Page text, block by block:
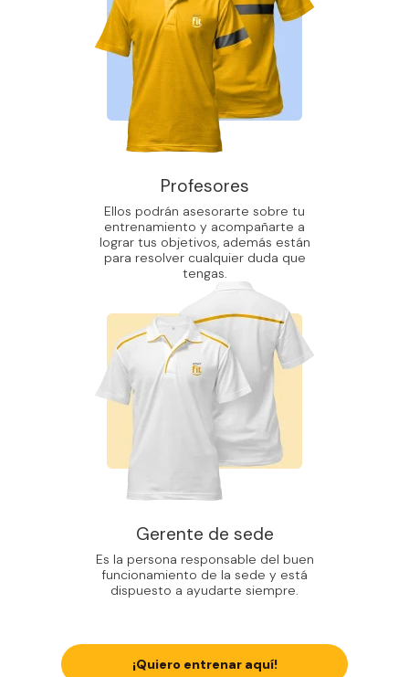
Profesores
Ellos podrán asesorarte sobre tu
entrenamiento y acompañarte a
lograr tus objetivos, además están
para resolver cualquier duda que
tengas.
Gerente de sede
Es la persona responsable del buen
funcionamiento de la sede y está
dispuesto a ayudarte siempre.
¡Quiero entrenar aquí!